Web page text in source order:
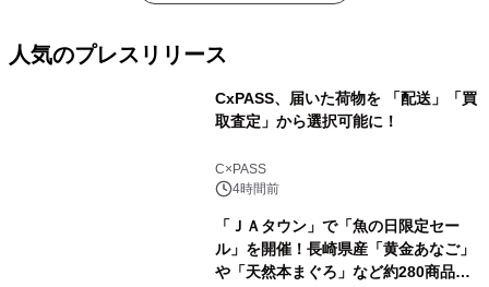
人気のプレスリリース
CxPASS、届いた荷物を 「配送」「買
取査定」から選択可能に！
C×PASS
4時間前
「ＪＡタウン」で「魚の日限定セー
ル」を開催！長崎県産「黄金あなご」
や「天然本まぐろ」など約280商品を